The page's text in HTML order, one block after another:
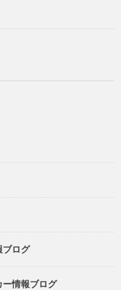
ブログ
情報ブログ